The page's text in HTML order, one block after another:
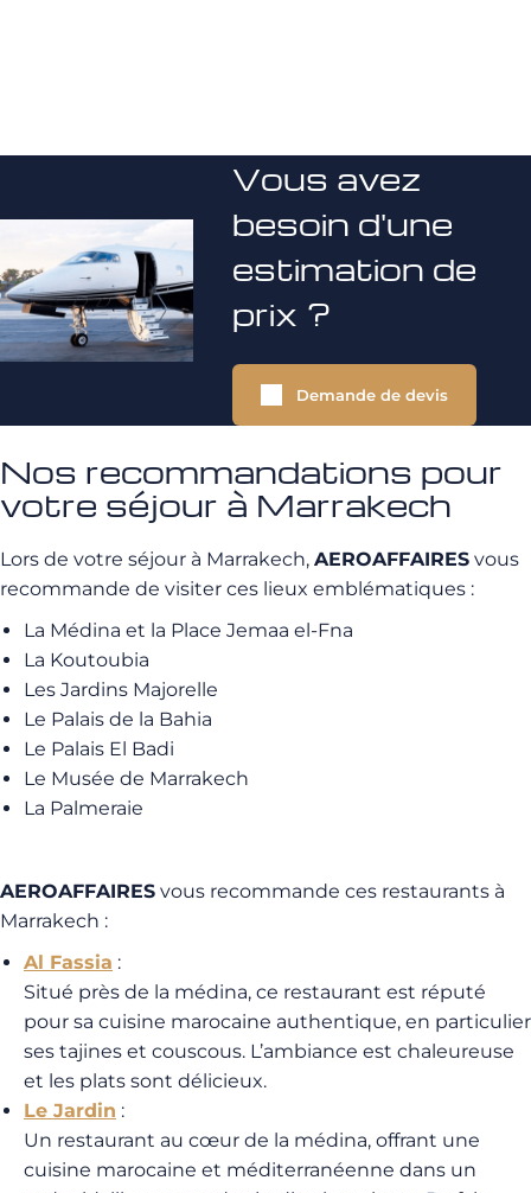
Vous avez
besoin d'une
estimation de
prix ?
Demande de devis
Nos recommandations pour
votre séjour à Marrakech
Lors de votre séjour à Marrakech, AEROAFFAIRES vous
recommande de visiter ces lieux emblématiques :
La Médina et la Place Jemaa el-Fna
La Koutoubia
Les Jardins Majorelle
Le Palais de la Bahia
Le Palais El Badi
Le Musée de Marrakech
La Palmeraie
AEROAFFAIRES vous recommande ces restaurants à
Marrakech :
Al Fassia :
Situé près de la médina, ce restaurant est réputé
pour sa cuisine marocaine authentique, en particulier
ses tajines et couscous. L’ambiance est chaleureuse
et les plats sont délicieux.
Le Jardin :
Un restaurant au cœur de la médina, offrant une
cuisine marocaine et méditerranéenne dans un